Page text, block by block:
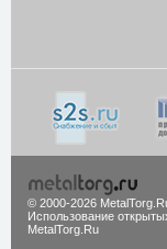
© 2000-2026
Использование
MetalTorg.Ru